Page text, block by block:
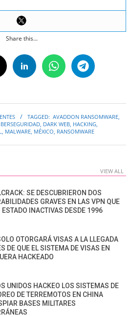
Share this...
TAGGED: AVADDON RANSOMWARE,
, DARK WEB, HACKING,
, MALWARE, MÉXICO, RANSOMWARE
VIEW ALL
SE DESCUBRIERON DOS
GRAVES EN LAS VPN QUE
ESTADO INACTIVAS DESDE 1996
OTORGARÁ VISAS A LA LLEGADA
DE QUE EL SISTEMA DE VISAS EN
HACKEADO
UNIDOS HACKEO LOS SISTEMAS DE
DE TERREMOTOS EN CHINA
BASES MILITARES